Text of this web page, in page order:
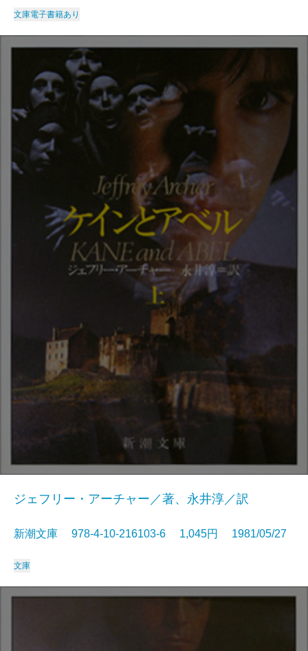
文庫電子書籍あり
ジェフリー・アーチャー／著、永井淳／訳
新潮文庫 978-4-10-216103-6 1,045円 1981/05/27
文庫